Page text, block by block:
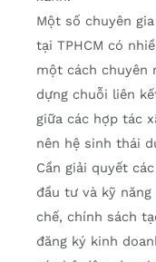
Một số chuyên
tại TPHCM có
một cách chuyên
dựng chuỗi liên
giữa các hợp tác
nên hệ sinh thái
Cần giải quyết
đầu tư và kỹ
chế, chính sách
đăng ký kinh